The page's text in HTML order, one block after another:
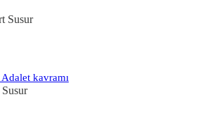
Susur
Adalet kavramı